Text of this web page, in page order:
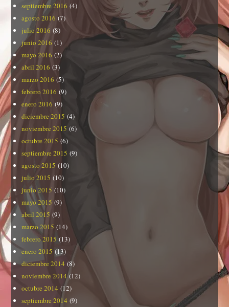
septiembre 2016 (4)
agosto 2016 (7)
julio 2016 (8)
junio 2016 (1)
mayo 2016 (2)
abril 2016 (3)
marzo 2016 (5)
febrero 2016 (9)
enero 2016 (9)
diciembre 2015 (4)
noviembre 2015 (6)
octubre 2015 (6)
septiembre 2015 (9)
agosto 2015 (10)
julio 2015 (10)
junio 2015 (10)
mayo 2015 (9)
abril 2015 (9)
marzo 2015 (14)
febrero 2015 (13)
enero 2015 (13)
diciembre 2014 (8)
noviembre 2014(12)
octubre 2014 (12)
septiembre 2014 (9)